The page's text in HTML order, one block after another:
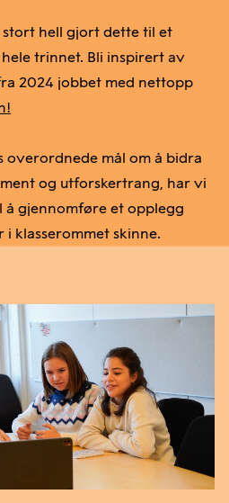
hell gjort dette til et
trinnet. Bli inspirert av
2024 jobbet med nettopp
mål om å bidra
og utforskertrang, har vi
gjennomføre et opplegg
i klasserommet skinne.